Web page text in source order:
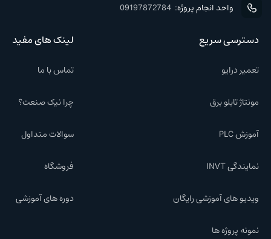
واحد انجام پروژه: 09197872784
دسترسی سریع
تعمیر درایو
مونتاژ تابلو برق
آموزش PLC
نمایندگی INVT
ویدیو های آموزشی رایگان
نمونه پروژه ها
لینک های مفید
تماس با ما
چرا نیک صنعت؟
سوالات متداول
فروشگاه
دوره های آموزشی